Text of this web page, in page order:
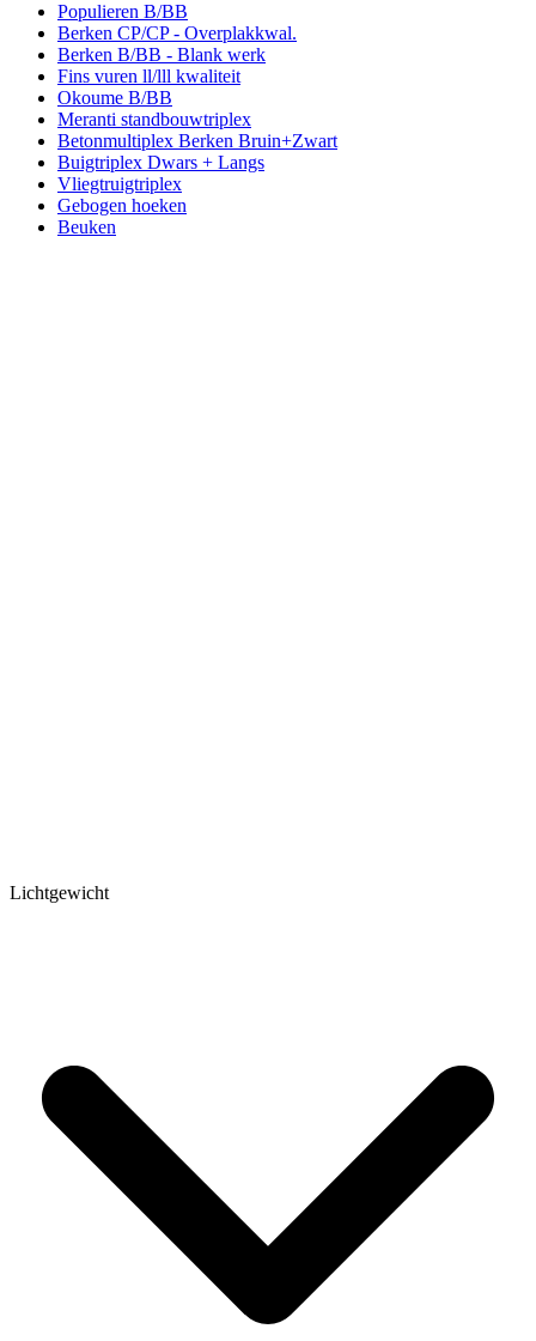
Populieren B/BB
Berken CP/CP - Overplakkwal.
Berken B/BB - Blank werk
Fins vuren ll/lll kwaliteit
Okoume B/BB
Meranti standbouwtriplex
Betonmultiplex Berken Bruin+Zwart
Buigtriplex Dwars + Langs
Vliegtruigtriplex
Gebogen hoeken
Beuken
Lichtgewicht